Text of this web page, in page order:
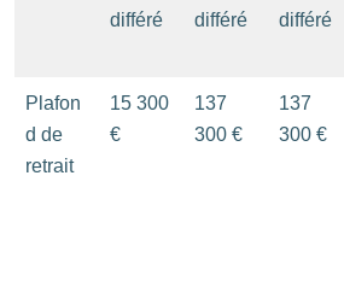
différé
différé
différé
Plafon
d de
retrait
15 300
€
137
300 €
137
300 €